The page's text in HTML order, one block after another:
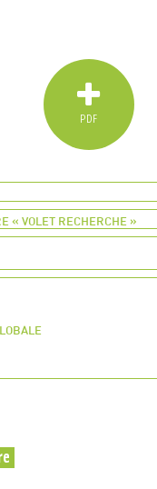
PDF
« volet recherche »